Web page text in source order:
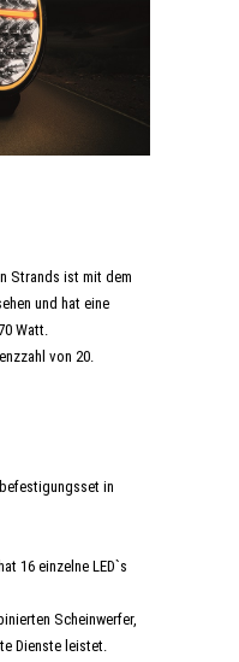
Strands ist mit dem
und hat eine
Watt.
von 20.
in
16 einzelne LED`s
Scheinwerfer,
Dienste leistet.